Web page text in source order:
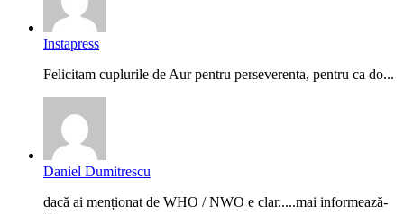
Instapress
Felicitam cuplurile de Aur pentru perseverenta, pentru ca do...
Daniel Dumitrescu
dacă ai menționat de WHO / NWO e clar.....mai informează-